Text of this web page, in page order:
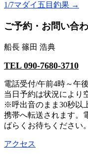
1/7マダイ五目釣果 →
ご予約・お問い合
船長 篠田 浩典
TEL 090-7680-3710
電話受付/午前4時～午
当日予約は状況により
※呼出音のまま30秒以
携帯へ転送されます。
ばらくお待ちください。
アクセス